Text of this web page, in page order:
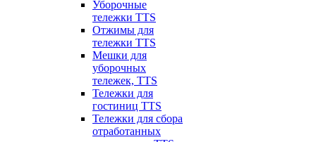
Уборочные
тележки TTS
Отжимы для
тележки TTS
Мешки для
уборочных
тележек, TTS
Тележки для
гостиниц TTS
Тележки для сбора
отработанных